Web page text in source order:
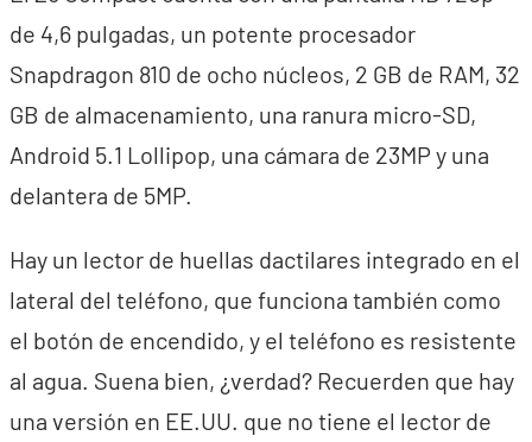
de 4,6 pulgadas, un potente procesador
Snapdragon 810 de ocho núcleos, 2 GB de RAM, 32
GB de almacenamiento, una ranura micro-SD,
Android 5.1 Lollipop, una cámara de 23MP y una
delantera de 5MP.
Hay un lector de huellas dactilares integrado en el
lateral del teléfono, que funciona también como
el botón de encendido, y el teléfono es resistente
al agua. Suena bien, ¿verdad? Recuerden que hay
una versión en EE.UU. que no tiene el lector de